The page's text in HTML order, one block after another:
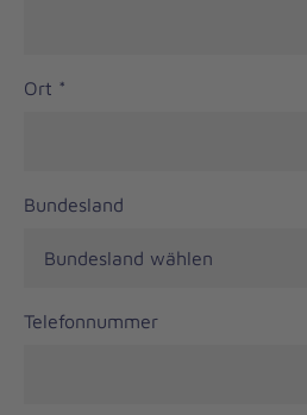
Ort *
Bundesland
Telefonnummer